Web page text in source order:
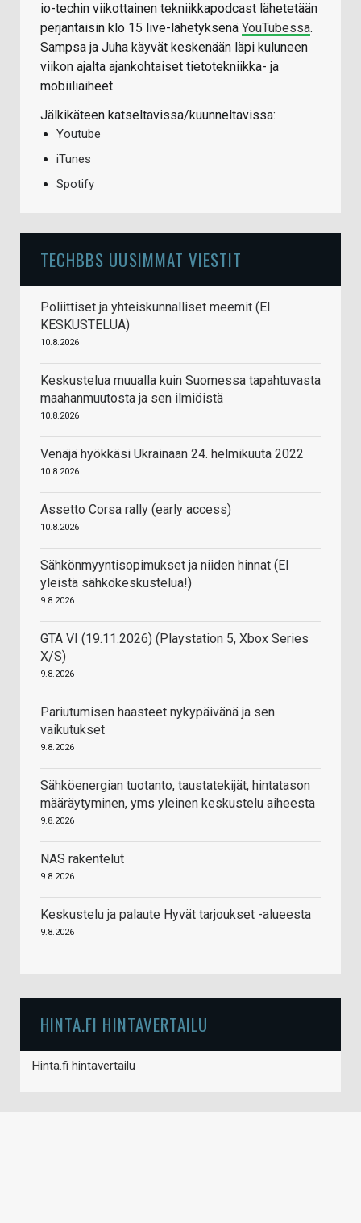
io-techin viikottainen tekniikkapodcast lähetetään
perjantaisin klo 15 live-lähetyksenä YouTubessa.
Sampsa ja Juha käyvät keskenään läpi kuluneen
viikon ajalta ajankohtaiset tietotekniikka- ja
mobiiliaiheet.
Jälkikäteen katseltavissa/kuunneltavissa:
Youtube
iTunes
Spotify
TECHBBS UUSIMMAT VIESTIT
Poliittiset ja yhteiskunnalliset meemit (EI
KESKUSTELUA)
10.8.2026
Keskustelua muualla kuin Suomessa tapahtuvasta
maahanmuutosta ja sen ilmiöistä
10.8.2026
Venäjä hyökkäsi Ukrainaan 24. helmikuuta 2022
10.8.2026
Assetto Corsa rally (early access)
10.8.2026
Sähkönmyyntisopimukset ja niiden hinnat (EI
yleistä sähkökeskustelua!)
9.8.2026
GTA VI (19.11.2026) (Playstation 5, Xbox Series
X/S)
9.8.2026
Pariutumisen haasteet nykypäivänä ja sen
vaikutukset
9.8.2026
Sähköenergian tuotanto, taustatekijät, hintatason
määräytyminen, yms yleinen keskustelu aiheesta
9.8.2026
NAS rakentelut
9.8.2026
Keskustelu ja palaute Hyvät tarjoukset -alueesta
9.8.2026
HINTA.FI HINTAVERTAILU
Hinta.fi hintavertailu